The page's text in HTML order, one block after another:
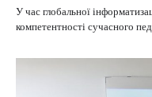
У час глобальної
компетентності сучасного